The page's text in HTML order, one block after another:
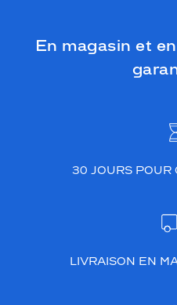
En magasin et
30 JOURS POUR
LIVRAISON EN